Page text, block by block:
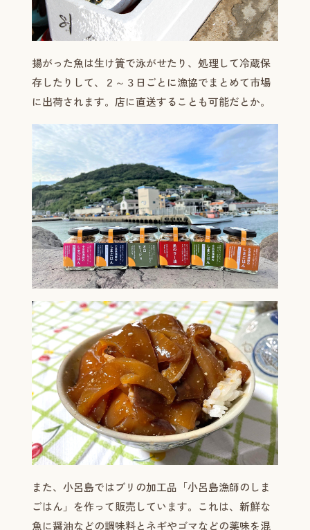
揚がった魚は生け簀で泳がせたり、処理して冷蔵保
存したりして、２～３日ごとに漁協でまとめて市場
に出荷されます。店に直送することも可能だとか。
また、小呂島ではブリの加工品「小呂島漁師のしま
ごはん」を作って販売しています。これは、新鮮な
魚に醤油などの調味料とネギやゴマなどの薬味を混